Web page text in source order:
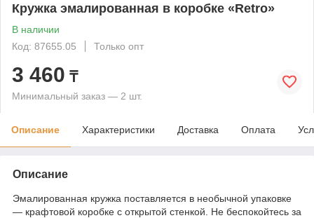
Кружка эмалированная в коробке «Retro»
В наличии
Код: 87655.05
Только опт
3 460 ₸
Минимальный заказ — 2 шт.
Описание Характеристики Доставка Оплата
Описание
Эмалированная кружка поставляется в необычной упаковке
— крафтовой коробке с открытой стенкой. Не беспокойтесь за